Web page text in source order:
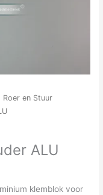
Roer en Stuur
ALU
klemblok voor